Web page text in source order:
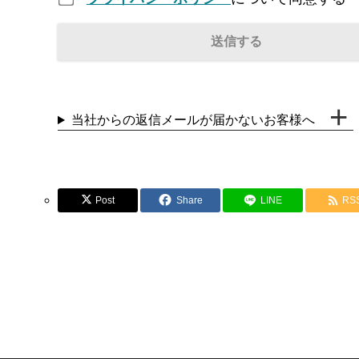
当社からの返信メールが届かないお客様へ
Post Share LINE